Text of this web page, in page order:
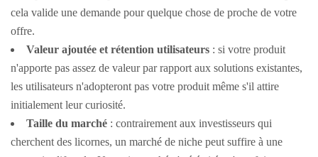
cela valide une demande pour quelque chose de proche de votre
offre.
Valeur ajoutée et rétention utilisateurs : si votre produit
n'apporte pas assez de valeur par rapport aux solutions existantes,
les utilisateurs n'adopteront pas votre produit même s'il attire
initialement leur curiosité.
Taille du marché : contrairement aux investisseurs qui
cherchent des licornes, un marché de niche peut suffire à une